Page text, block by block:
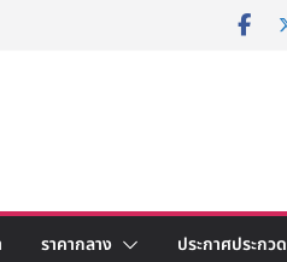
ราคากลาง ประกาศประกว